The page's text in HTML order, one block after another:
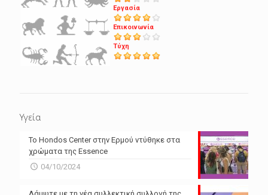
Εργασία
Επικοινωνία
Τύχη
Υγεία
Το Hondos Center στην Ερμού ντύθηκε στα
χρώματα της Essence
04/10/2024